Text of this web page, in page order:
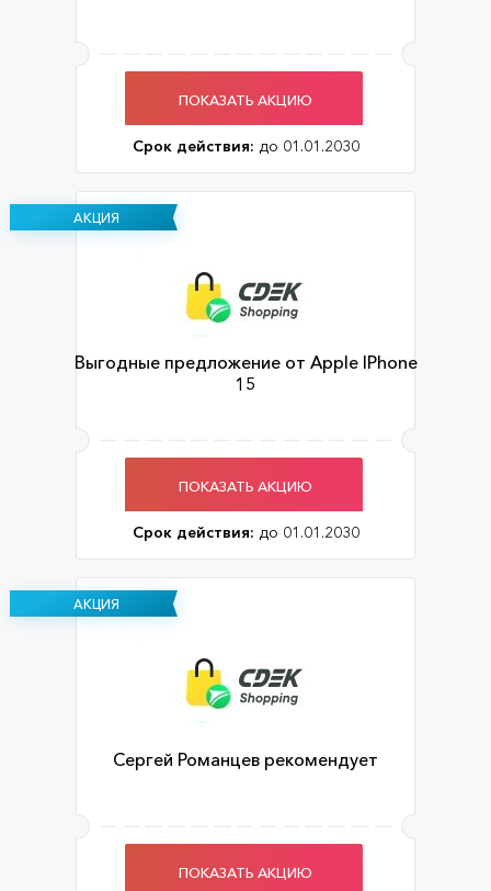
ПОКАЗАТЬ АКЦИЮ
Срок действия: до 01.01.2030
АКЦИЯ
Выгодные предложение от Apple IPhone
15
ПОКАЗАТЬ АКЦИЮ
Срок действия: до 01.01.2030
АКЦИЯ
Сергей Романцев рекомендует
ПОКАЗАТЬ АКЦИЮ